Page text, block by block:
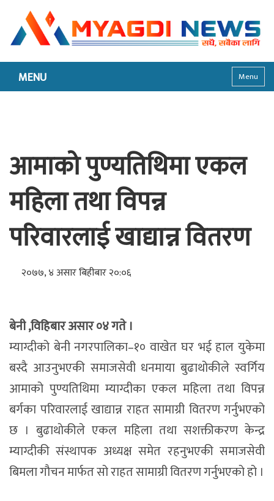
MENU Menu
आमाको पुण्यतिथिमा एकल
महिला तथा विपन्न
परिवारलाई खाद्यान्न वितरण
२०७७, ४ असार बिहीबार २०:०६
बेनी ,विहिबार असार ०४ गते ।
म्याग्दीको बेनी नगरपालिका–१० वाखेत घर भई हाल युकेमा
बस्दै आउनुभएकी समाजसेवी धनमाया बुढाथोकीले स्वर्गिय
आमाको पुण्यतिथिमा म्याग्दीका एकल महिला तथा विपन्न
बर्गका परिवारलाई खाद्यान्न राहत सामाग्री वितरण गर्नुभएको
छ । बुढाथाेकीले एकल महिला तथा सशक्तीकरण केन्द्र
म्याग्दीकी संस्थापक अध्यक्ष समेत रहनुभएकी समाजसेवी
बिमला गौचन मार्फत सो राहत सामाग्री वितरण गर्नुभएको हो ।